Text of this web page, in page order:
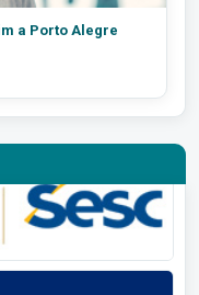
a Porto Alegre